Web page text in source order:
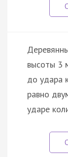
высоты 3
до удара
равно
ударе